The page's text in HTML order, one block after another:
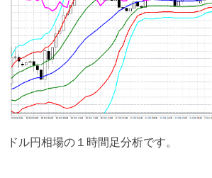
ドル円相場の１時間足分析です。